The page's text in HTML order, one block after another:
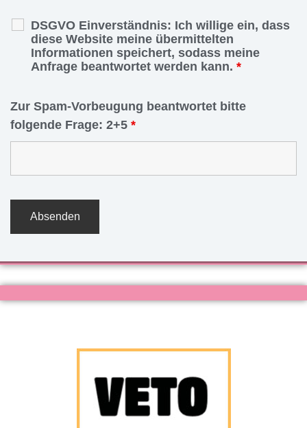
DSGVO Einverständnis: Ich willige ein, dass
diese Website meine übermittelten
Informationen speichert, sodass meine
Anfrage beantwortet werden kann. *
Zur Spam-Vorbeugung beantwortet bitte
folgende Frage: 2+5 *